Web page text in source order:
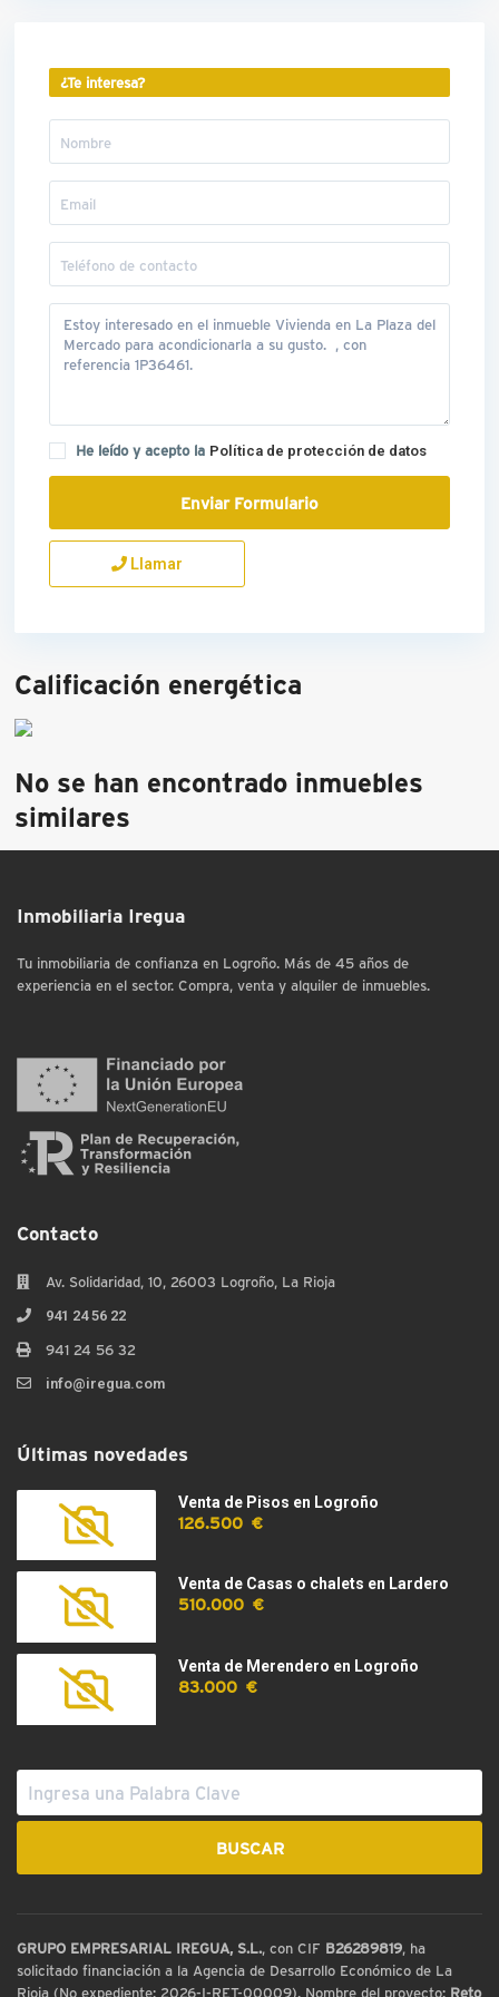
¿Te interesa?
He leído y acepto la Política de protección de datos
Llamar
Calificación energética
No se han encontrado inmuebles
similares
Inmobiliaria Iregua
Tu inmobiliaria de confianza en Logroño. Más de 45 años de
experiencia en el sector. Compra, venta y alquiler de inmuebles.
Contacto
Av. Solidaridad, 10, 26003 Logroño, La Rioja
941 24 56 22
941 24 56 32
info@iregua.com
Últimas novedades
Venta de Pisos en Logroño
126.500 €
Venta de Casas o chalets en Lardero
510.000 €
Venta de Merendero en Logroño
83.000 €
GRUPO EMPRESARIAL IREGUA, S.L., con CIF B26289819, ha
solicitado financiación a la Agencia de Desarrollo Económico de La
Rioja (No expediente: 2026-I-RET-00009). Nombre del proyecto: Reto